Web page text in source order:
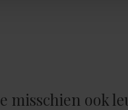
misschien ook